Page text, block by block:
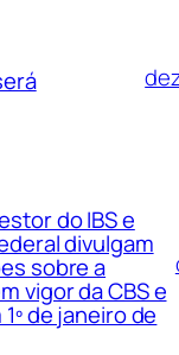
do IBS e
divulgam
sobre a
vigor da CBS e
de janeiro de